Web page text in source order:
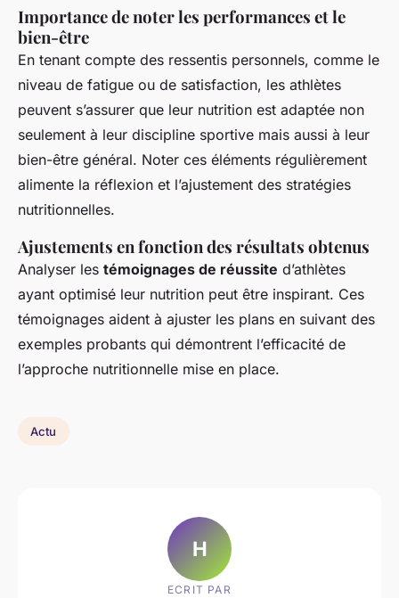
Importance de noter les performances et le
bien-être
En tenant compte des ressentis personnels, comme le
niveau de fatigue ou de satisfaction, les athlètes
peuvent s’assurer que leur nutrition est adaptée non
seulement à leur discipline sportive mais aussi à leur
bien-être général. Noter ces éléments régulièrement
alimente la réflexion et l’ajustement des stratégies
nutritionnelles.
Ajustements en fonction des résultats obtenus
Analyser les témoignages de réussite d’athlètes
ayant optimisé leur nutrition peut être inspirant. Ces
témoignages aident à ajuster les plans en suivant des
exemples probants qui démontrent l’efficacité de
l’approche nutritionnelle mise en place.
Actu
H
ECRIT PAR